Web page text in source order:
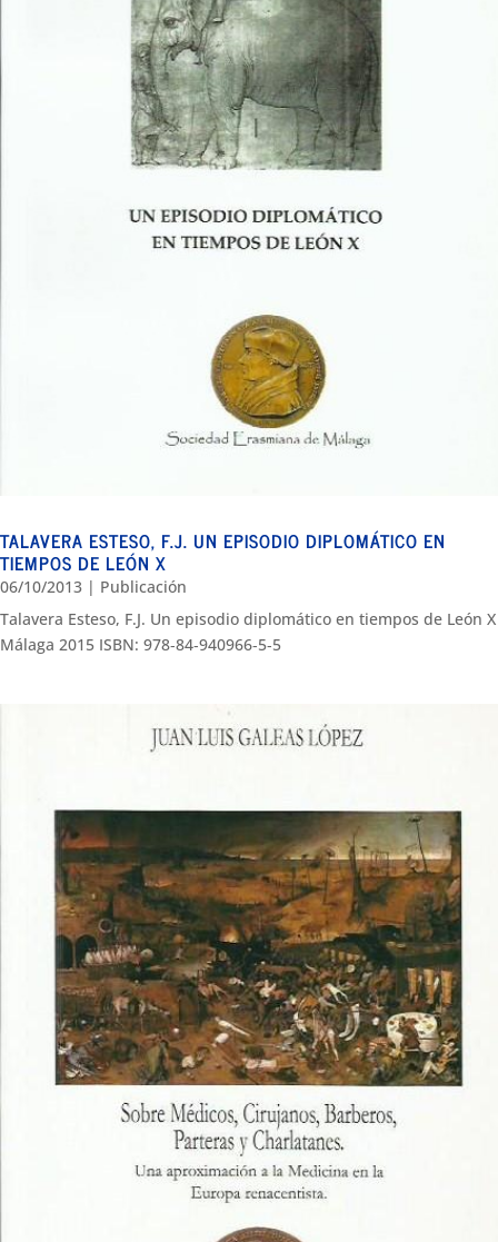
TALAVERA ESTESO, F.J. UN EPISODIO DIPLOMÁTICO EN
TIEMPOS DE LEÓN X
06/10/2013 | Publicación
Talavera Esteso, F.J. Un episodio diplomático en tiempos de León X
Málaga 2015 ISBN: 978‐84‐940966‐5‐5